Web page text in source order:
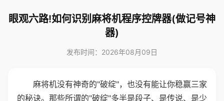
眼观六路!如何识别麻将机程序控牌器(做记号神
器)
发布时间：2026年08月09日
麻将机没有神奇的"破绽"，也没有能让你稳赢三家
的秘诀。那些所谓的"破绽"多半是段子、是传说、是少